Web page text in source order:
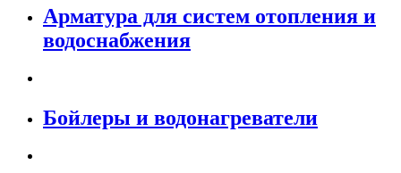
Арматура для систем отопления и
водоснабжения
Бойлеры и водонагреватели